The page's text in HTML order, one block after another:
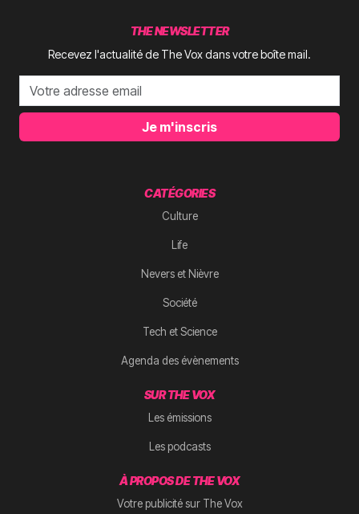
THE NEWSLETTER
Recevez l'actualité de The Vox dans votre boîte mail.
Je m'inscris
CATÉGORIES
Culture
Life
Nevers et Nièvre
Société
Tech et Science
Agenda des évènements
SUR THE VOX
Les émissions
Les podcasts
À PROPOS DE THE VOX
Votre publicité sur The Vox